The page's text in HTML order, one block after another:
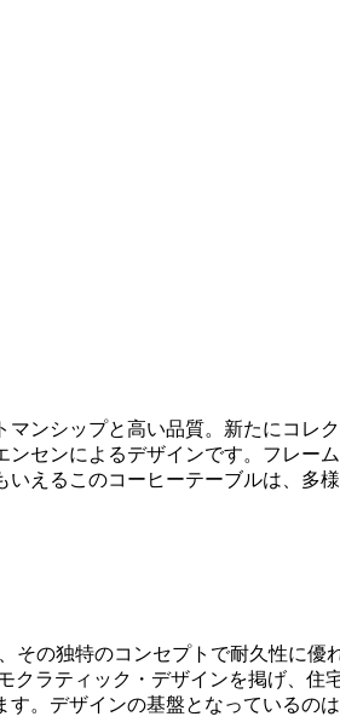
ンシップと高い品質。新たにコ
ンセンによるデザインです。フレ
えるこのコーヒーテーブルは、多
その独特のコンセプトで耐久性に
クラティック・デザインを掲げ、
す。デザインの基盤となっている